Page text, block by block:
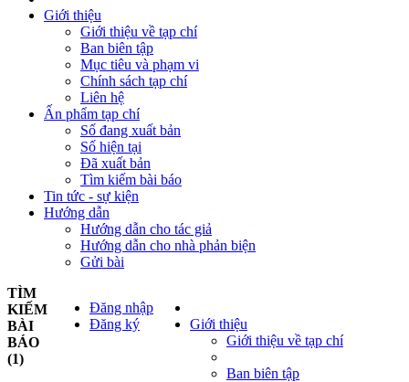
Giới thiệu
Giới thiệu về tạp chí
Ban biên tập
Mục tiêu và phạm vi
Chính sách tạp chí
Liên hệ
Ấn phẩm tạp chí
Số đang xuất bản
Số hiện tại
Đã xuất bản
Tìm kiếm bài báo
Tin tức - sự kiện
Hướng dẫn
Hướng dẫn cho tác giả
Hướng dẫn cho nhà phản biện
Gửi bài
Giới thiệu
Giới thiệu về tạp chí
Ban biên tập
Đăng nhập
Đăng ký
TÌM
KIẾM
BÀI
BÁO
(1)